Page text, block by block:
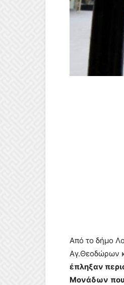
Από το δήμο
Αγ.Θεοδώρων
έπληξαν
Μονάδων